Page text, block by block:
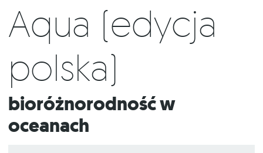
Aqua (edycja
polska)
Bioróżnorodność w
oceanach